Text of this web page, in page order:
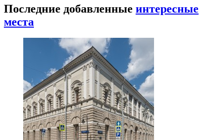
Последние добавленные интересные
места